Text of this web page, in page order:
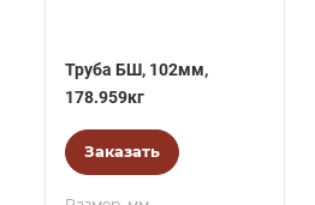
Труба БШ, 102мм,
178.959кг
Заказать